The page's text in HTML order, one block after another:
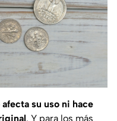
afecta su uso ni hace
. Y para los más